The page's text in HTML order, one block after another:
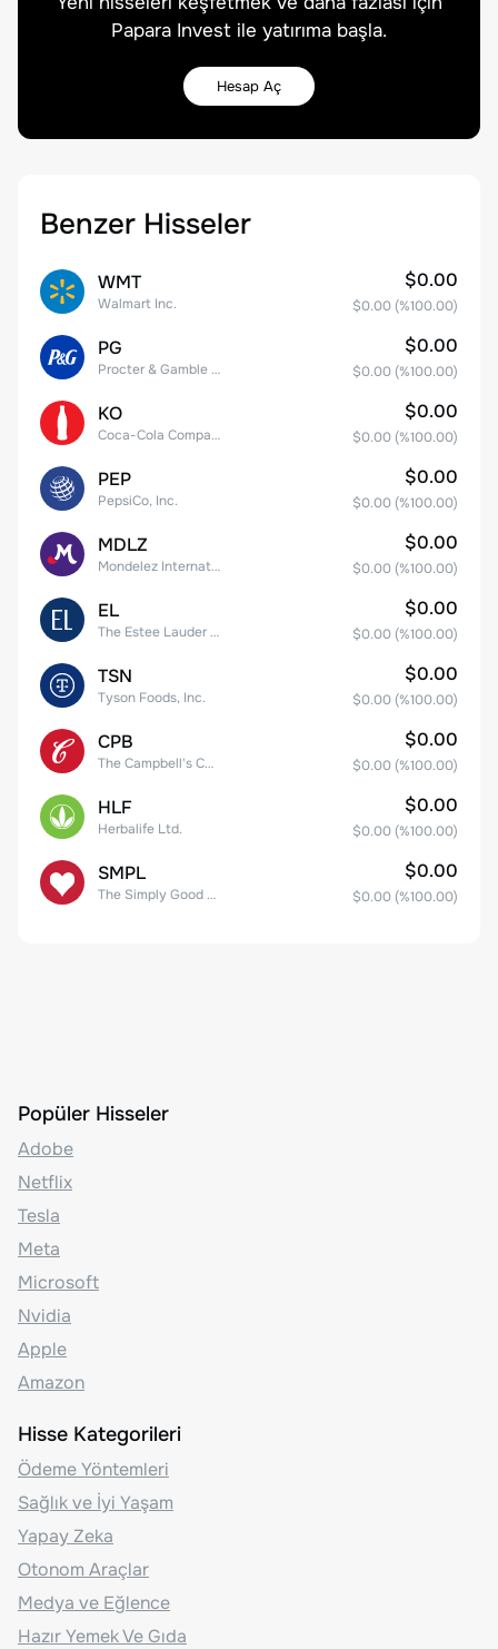
Papara Invest ile yatırıma başla.
Hesap Aç
Benzer Hisseler
WMT
Walmart Inc.
$0.00
$0.00 (%100.00)
PG
Procter & Gamble Company
$0.00
$0.00 (%100.00)
KO
Coca-Cola Company
$0.00
$0.00 (%100.00)
PEP
PepsiCo, Inc.
$0.00
$0.00 (%100.00)
MDLZ
Mondelez International, Inc. Class A
$0.00
$0.00 (%100.00)
EL
The Estee Lauder Companies Inc. Class A
$0.00
$0.00 (%100.00)
TSN
Tyson Foods, Inc.
$0.00
$0.00 (%100.00)
CPB
The Campbell's Company Common Stock
$0.00
$0.00 (%100.00)
HLF
Herbalife Ltd.
$0.00
$0.00 (%100.00)
SMPL
The Simply Good Foods Company Common Stock
$0.00
$0.00 (%100.00)
Popüler Hisseler
Adobe
Netflix
Tesla
Meta
Microsoft
Nvidia
Apple
Amazon
Hisse Kategorileri
Ödeme Yöntemleri
Sağlık ve İyi Yaşam
Yapay Zeka
Otonom Araçlar
Medya ve Eğlence
Hazır Yemek Ve Gıda